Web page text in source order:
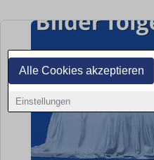
Alle Cookies akzeptieren
Einstellungen